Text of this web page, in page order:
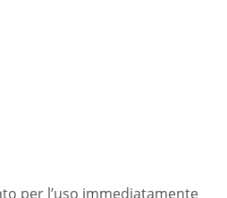
per l’uso immediatamente